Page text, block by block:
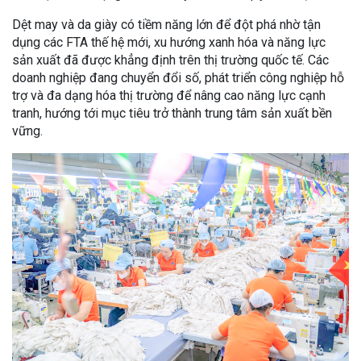
Dệt may và da giày có tiềm năng lớn để đột phá nhờ tận
dụng các FTA thế hệ mới, xu hướng xanh hóa và năng lực
sản xuất đã được khẳng định trên thị trường quốc tế. Các
doanh nghiệp đang chuyển đổi số, phát triển công nghiệp hỗ
trợ và đa dạng hóa thị trường để nâng cao năng lực cạnh
tranh, hướng tới mục tiêu trở thành trung tâm sản xuất bền
vững.